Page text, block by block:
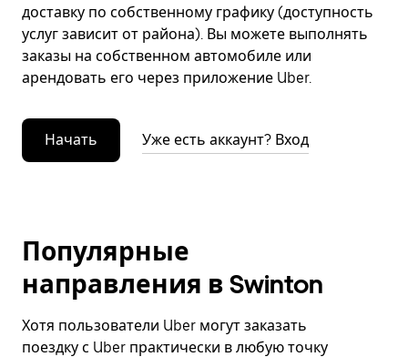
доставку по собственному графику (доступность
услуг зависит от района). Вы можете выполнять
заказы на собственном автомобиле или
арендовать его через приложение Uber.
Начать Уже есть аккаунт? Вход
Популярные
направления в Swinton
Хотя пользователи Uber могут заказать
поездку с Uber практически в любую точку